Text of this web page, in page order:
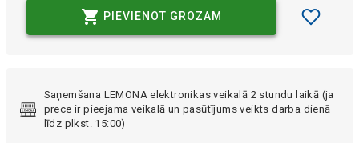
PIEVIENOT GROZAM
Saņemšana LEMONA elektronikas veikalā 2 stundu laikā (ja
prece ir pieejama veikalā un pasūtījums veikts darba dienā
līdz plkst. 15:00)